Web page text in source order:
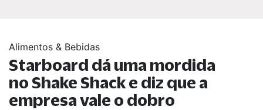
Alimentos & Bebidas
Starboard dá uma mordida
no Shake Shack e diz que a
empresa vale o dobro